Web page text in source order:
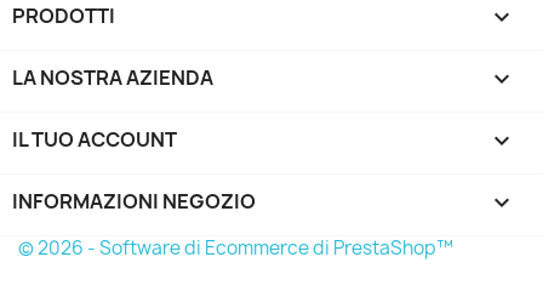
PRODOTTI 
LA NOSTRA AZIENDA 
IL TUO ACCOUNT 
INFORMAZIONI NEGOZIO keyboard_arrow_down
© 2026 - Software di Ecommerce di PrestaShop™